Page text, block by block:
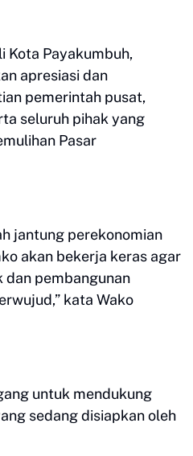
Kota Payakumbuh,
apresiasi dan
pemerintah pusat,
seluruh pihak yang
Pasar
jantung perekonomian
akan bekerja keras agar
dan pembangunan
kata Wako
untuk mendukung
sedang disiapkan oleh